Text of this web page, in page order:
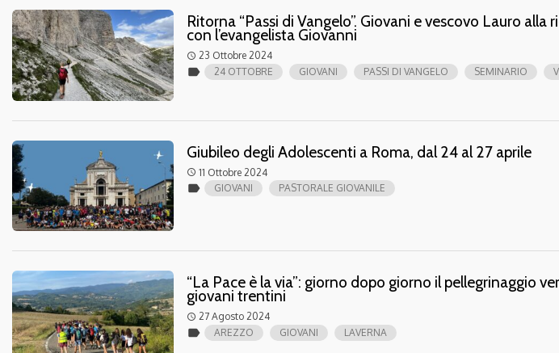
Ritorna “Passi di Vangelo”. Giovani e vescovo Lauro alla
con l’evangelista Giovanni
access_time 23 Ottobre 2024
label 24 OTTOBRE GIOVANI PASSI DI VANGELO SEMINARIO
Giubileo degli Adolescenti a Roma, dal 24 al 27 aprile
access_time 11 Ottobre 2024
label GIOVANI PASTORALE GIOVANILE
“La Pace è la via”: giorno dopo giorno il pellegrinaggio
giovani trentini
access_time 27 Agosto 2024
label AREZZO GIOVANI LAVERNA